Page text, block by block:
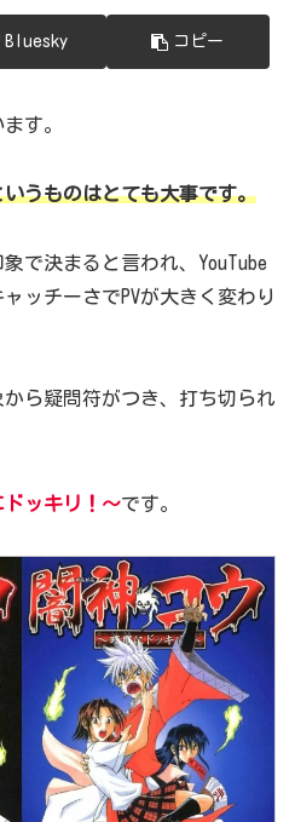
Bluesky コピー
す。
うものはとても大事です。
で決まると言われ、YouTube
ッチーさでPVが大きく変わり
ら疑問符がつき、打ち切られ
ッキリ！ ～です。